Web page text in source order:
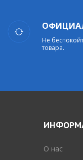
Не
товара.
O нас